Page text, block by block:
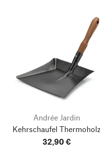
Andrée Jardin
Kehrschaufel Thermoholz
32,90 €